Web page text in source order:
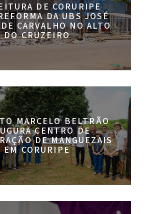
DE CORURIPE
DA UBS JOSÉ
CARVALHO NO ALTO
DO CRUZEIRO
MARCELO BELTRÃO
CENTRO DE
DE MANGUEZAIS
EM CORURIPE